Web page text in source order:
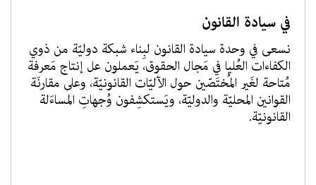
في سيادة القانون
نسعى في وحدة سيادة القانون لبِناء شبكة دوليّة من ذوي
الكفاءات العُليا في مَجال الحقوق، يَعملون عل إنتاج مَعرفة
مُتاحة لغَير المُختَصّين حول الآليّات القانونيّة، وعلى مقارنَة
القوانين المحليّة والدوليّة، ويَستكشِفون وُجهاتِ المساءَلة
القانونيّة.